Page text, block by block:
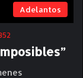
Adelantos